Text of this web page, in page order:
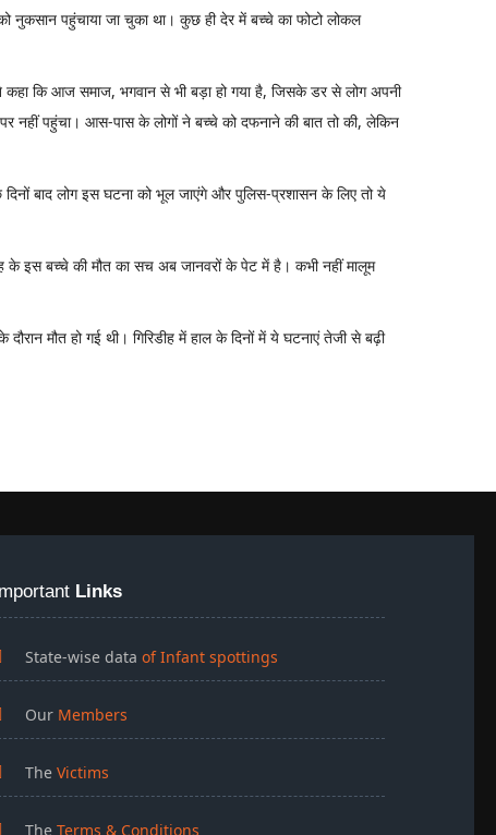
पहुंचाया जा चुका था। कुछ ही देर में बच्चे का फोटो लोकल
कहा कि आज समाज, भगवान से भी बड़ा हो गया है, जिसके डर से लोग अपनी
नहीं पहुंचा। आस-पास के लोगों ने बच्चे को दफनाने की बात तो की, लेकिन
बाद लोग इस घटना को भूल जाएंगे और पुलिस-प्रशासन के लिए तो ये
के इस बच्चे की मौत का सच अब जानवरों के पेट में है। कभी नहीं मालूम
मौत हो गई थी। गिरिडीह में हाल के दिनों में ये घटनाएं तेजी से बढ़ी
Links
State-wise data of Infant spottings
Our Members
The Victims
The Terms & Conditions